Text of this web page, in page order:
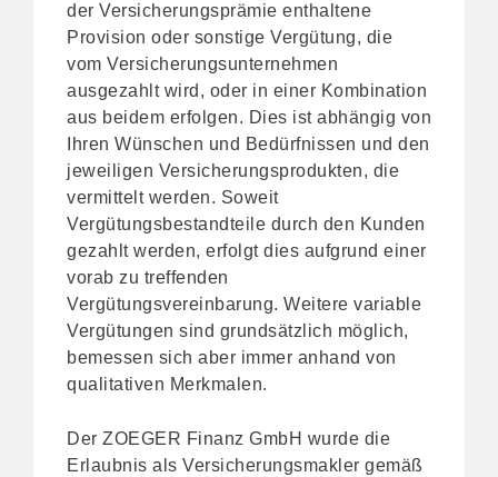
der Versicherungsprämie enthaltene
Provision oder sonstige Vergütung, die
vom Versicherungsunternehmen
ausgezahlt wird, oder in einer Kombination
aus beidem erfolgen. Dies ist abhängig von
Ihren Wünschen und Bedürfnissen und den
jeweiligen Versicherungsprodukten, die
vermittelt werden. Soweit
Vergütungsbestandteile durch den Kunden
gezahlt werden, erfolgt dies aufgrund einer
vorab zu treffenden
Vergütungsvereinbarung. Weitere variable
Vergütungen sind grundsätzlich möglich,
bemessen sich aber immer anhand von
qualitativen Merkmalen.
Der ZOEGER Finanz GmbH wurde die
Erlaubnis als Versicherungsmakler gemäß